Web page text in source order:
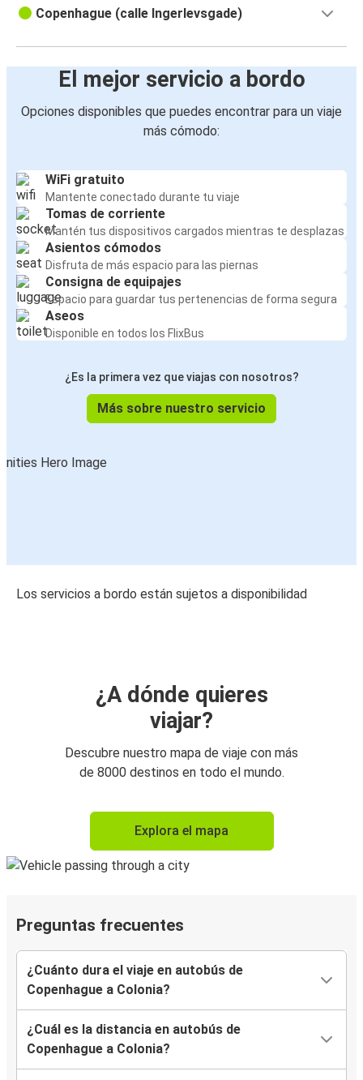
Copenhague (calle Ingerlevsgade)
El mejor servicio a bordo
Opciones disponibles que puedes encontrar para un viaje
más cómodo:
WiFi gratuito
Mantente conectado durante tu viaje
Tomas de corriente
Mantén tus dispositivos cargados mientras te desplazas
Asientos cómodos
Disfruta de más espacio para las piernas
Consigna de equipajes
Espacio para guardar tus pertenencias de forma segura
Aseos
Disponible en todos los FlixBus
¿Es la primera vez que viajas con nosotros?
Más sobre nuestro servicio
Los servicios a bordo están sujetos a disponibilidad
¿A dónde quieres
viajar?
Descubre nuestro mapa de viaje con más
de 8000 destinos en todo el mundo.
Explora el mapa
Preguntas frecuentes
¿Cuánto dura el viaje en autobús de
Copenhague a Colonia?
¿Cuál es la distancia en autobús de
Copenhague a Colonia?